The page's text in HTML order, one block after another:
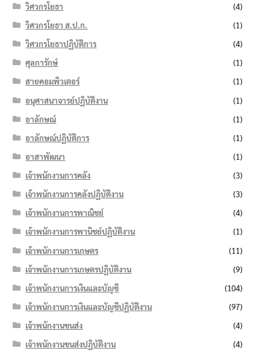
วิศวกรโยธา
(4)
วิศวกรโยธา ส.ป.ก.
(1)
วิศวกรโยธาปฏิบัติการ
(4)
ศุลการักษ์
(1)
สายคอมพิวเตอร์
(1)
อนุศาสนาจารย์ปฏิบัติงาน
(1)
อาลักษณ์
(1)
อาลักษณ์ปฏิบัติการ
(1)
อาสาพัฒนา
(1)
เจ้าพนักงานการคลัง
(3)
เจ้าพนักงานการคลังปฏิบัติงาน
(3)
เจ้าพนักงานการพาณิชย์
(4)
เจ้าพนักงานการพานิชย์ปฏิบัติงาน
(1)
เจ้าพนักงานการเกษตร
(11)
เจ้าพนักงานการเกษตรปฏิบัติงาน
(9)
เจ้าพนักงานการเงินและบัญชี
(104)
เจ้าพนักงานการเงินและบัญชีปฏิบัติงาน
(97)
เจ้าพนักงานขนส่ง
(4)
เจ้าพนักงานขนส่งปฏิบัติงาน
(4)